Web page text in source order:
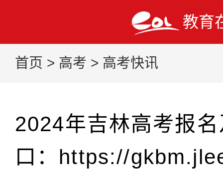
教育
首页 > 高考 > 高考快讯
2024年吉林高考报
口：https://